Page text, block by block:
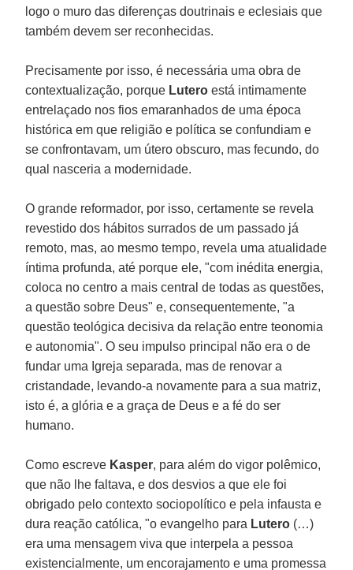
logo o muro das diferenças doutrinais e eclesiais que
também devem ser reconhecidas.
Precisamente por isso, é necessária uma obra de
contextualização, porque Lutero está intimamente
entrelaçado nos fios emaranhados de uma época
histórica em que religião e política se confundiam e
se confrontavam, um útero obscuro, mas fecundo, do
qual nasceria a modernidade.
O grande reformador, por isso, certamente se revela
revestido dos hábitos surrados de um passado já
remoto, mas, ao mesmo tempo, revela uma atualidade
íntima profunda, até porque ele, "com inédita energia,
coloca no centro a mais central de todas as questões,
a questão sobre Deus" e, consequentemente, "a
questão teológica decisiva da relação entre teonomia
e autonomia". O seu impulso principal não era o de
fundar uma Igreja separada, mas de renovar a
cristandade, levando-a novamente para a sua matriz,
isto é, a glória e a graça de Deus e a fé do ser
humano.
Como escreve Kasper, para além do vigor polêmico,
que não lhe faltava, e dos desvios a que ele foi
obrigado pelo contexto sociopolítico e pela infausta e
dura reação católica, "o evangelho para Lutero (…)
era uma mensagem viva que interpela a pessoa
existencialmente, um encorajamento e uma promessa